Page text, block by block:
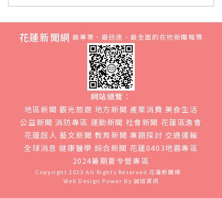
花蓮新聞網 最專業、最迅速、最全面的在地新聞報導
網站總覽：
地區新聞 觀光旅遊 地方新聞 產業消費 美食生活
公益新聞 消防專區 運動新聞 社會新聞 花蓮區漁會
花蓮超人 藝文新聞 教育新聞 專題探討 交通運輸
全球消息 健康醫學 綜合新聞 花蓮0403地震專區
2024暑期夏令營專區
Copyright 2023 All Rights Reserved花蓮新聞網
Web Design Power By 誠翊資訊